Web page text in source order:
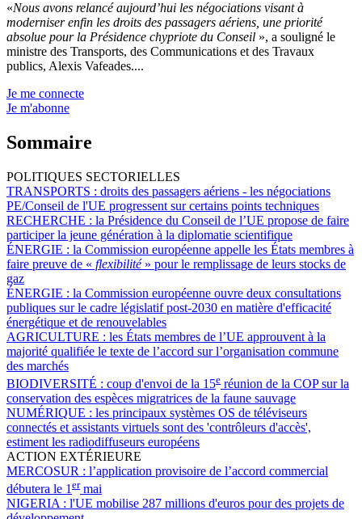
«Nous avons relancé aujourd’hui les négociations visant à
moderniser enfin les droits des passagers aériens, une priorité
absolue pour la Présidence chypriote du Conseil », a souligné le
ministre des Transports, des Communications et des Travaux
publics, Alexis Vafeades....
Je me connecte
Je m'abonne
Sommaire
POLITIQUES SECTORIELLES
TRANSPORTS : droits des passagers aériens - les négociations
PE/Conseil de l'UE progressent sur certains points techniques
RECHERCHE : la Présidence du Conseil de l’UE propose de faire
participer la jeune génération à la diplomatie scientifique
ÉNERGIE : la Commission européenne appelle les États membres à
faire preuve de « flexibilité » pour le remplissage de leurs stocks de
gaz
ÉNERGIE : la Commission européenne ouvre deux consultations
publiques sur le cadre législatif post-2030 en matière d'efficacité
énergétique et de renouvelables
AGRICULTURE : les États membres de l’UE approuvent à la
majorité qualifiée le texte de l’accord sur l’organisation commune
des marchés
BIODIVERSITÉ : coup d'envoi de la 15e réunion de la COP sur la
conservation des espèces migratrices de la faune sauvage
NUMÉRIQUE : les principaux systèmes OS de téléviseurs
connectés et assistants virtuels sont des 'contrôleurs d'accès',
estiment les radiodiffuseurs européens
ACTION EXTÉRIEURE
MERCOSUR : l’application provisoire de l’accord commercial
débutera le 1ermai
NIGERIA : l'UE mobilise 287 millions d'euros pour des projets de